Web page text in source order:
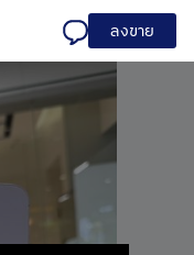
ลงขาย